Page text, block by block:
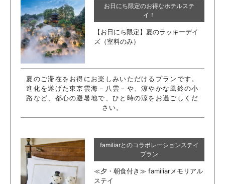
お日にち限定のお得なホテルステ
イ！
【お日にち限定】夏のラッキーデイ
ズ（室料のみ）
夏のご滞在をお得にお楽しみいただけるプランです。
進化を遂げた東京雲海－八雲－や、涼やかな風鈴の小
路など、都心の避暑地で、ひと時の涼をお過ごしくだ
さい。
familiarとのコラボレーションステイ
プラン
≪夕・朝食付き≫ familiarメモリアル
ステイ